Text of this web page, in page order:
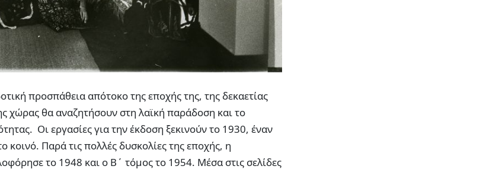
προσπάθεια απότοκο της εποχής της, της δεκαετίας
χώρας θα αναζητήσουν στη λαϊκή παράδοση και το
Οι εργασίες για την έκδοση ξεκινούν το 1930, έναν
κοινό. Παρά τις πολλές δυσκολίες της εποχής, η
το 1948 και ο Β΄ τόμος το 1954. Μέσα στις σελίδες